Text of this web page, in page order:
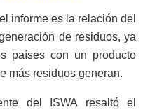
informe es la relación del
de residuos, ya
países con un producto
más residuos generan.
del ISWA resaltó el